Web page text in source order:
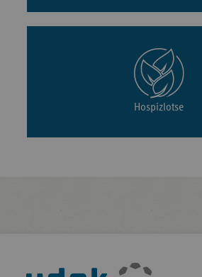
Hospizlotse
Fußleisten-